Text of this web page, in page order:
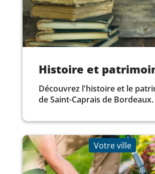
Histoire et
Découvrez l'histoire et le
de Saint-Caprais de Bordeaux.
Votre ville